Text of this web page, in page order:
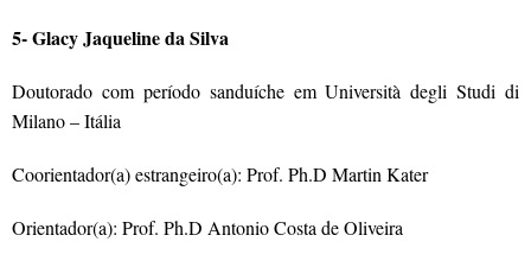
5- Glacy Jaqueline da Silva
Doutorado com período sanduíche em Università degli Studi di
Milano – Itália
Coorientador(a) estrangeiro(a): Prof. Ph.D Martin Kater
Orientador(a): Prof. Ph.D Antonio Costa de Oliveira